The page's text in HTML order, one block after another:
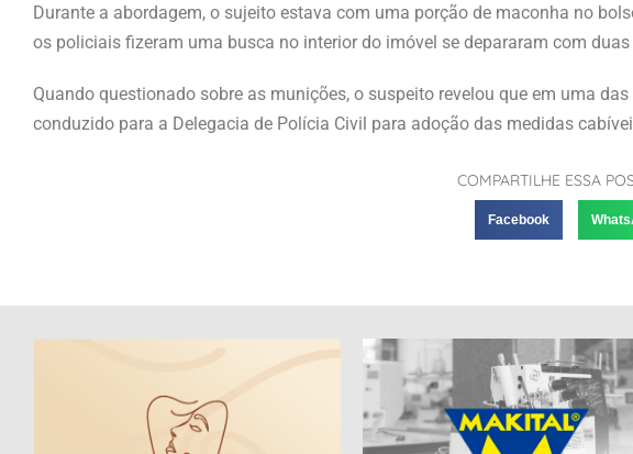
Durante a abordagem, o sujeito estava com uma porção de maconha no
os policiais fizeram uma busca no interior do imóvel se depararam com
Quando questionado sobre as munições, o suspeito revelou que em uma
conduzido para a Delegacia de Polícia Civil para adoção das medidas
COMPARTILHE ESSA
Facebook